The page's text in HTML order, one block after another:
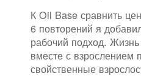
К Oil Base сравнить
6 повторений я
рабочий подход. Жизнь
вместе с взрослением
свойственные